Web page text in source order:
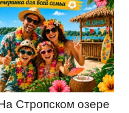
Стропском озере